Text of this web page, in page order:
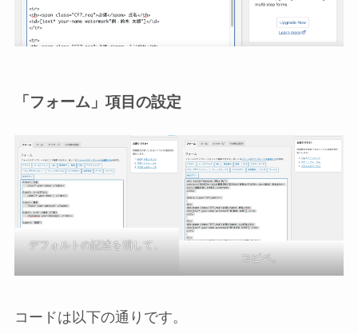
「フォーム」項目の設定
デフォルトの記述を消して、
コピペ。
コードは以下の通りです。